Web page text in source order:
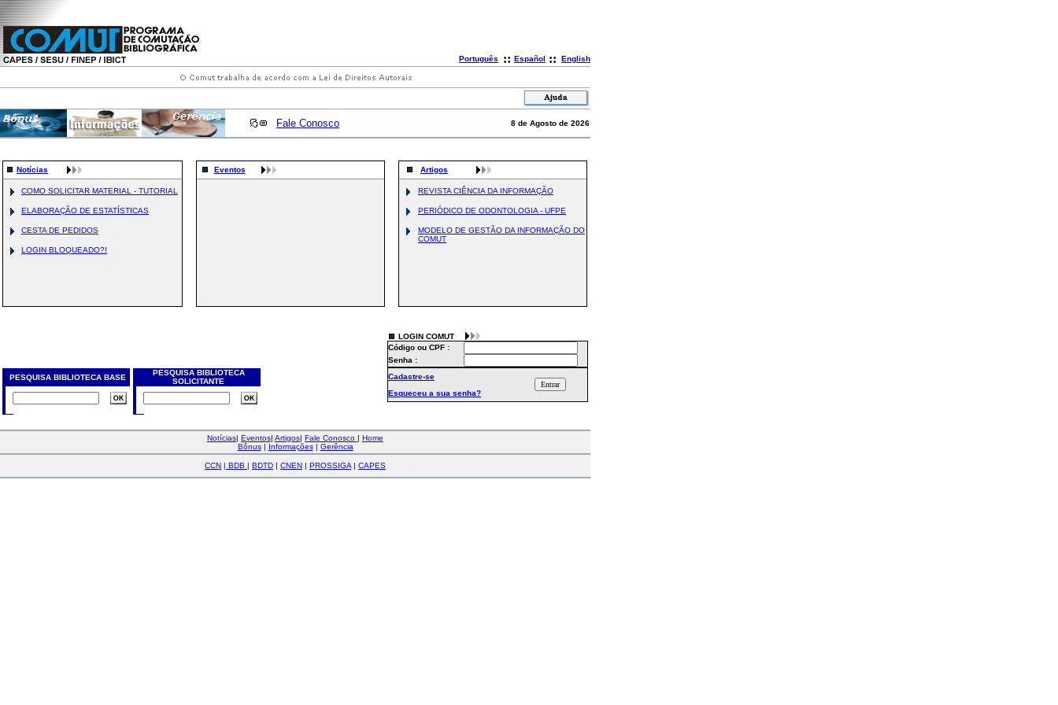
Português :: Español :: English
Fale Conosco 8 de Agosto de 2026
Notícias
COMO SOLICITAR MATERIAL - TUTORIAL
ELABORAÇÃO DE ESTATÍSTICAS
CESTA DE PEDIDOS
LOGIN BLOQUEADO?!
Eventos Artigos
REVISTA CIÊNCIA DA INFORMAÇÃO
PERIÓDICO DE ODONTOLOGIA - UFPE
MODELO DE GESTÃO DA INFORMAÇÃO DO
COMUT
PESQUISA BIBLIOTECA BASE
PESQUISA BIBLIOTECA
SOLICITANTE
LOGIN COMUT
Código ou CPF :
Senha :
Cadastre-se
Esqueceu a sua senha?
Notícias| Eventos| Artigos| Fale Conosco | Home
Bônus| Informações| Gerência
CCN | BDB | BDTD | CNEN | PROSSIGA | CAPES